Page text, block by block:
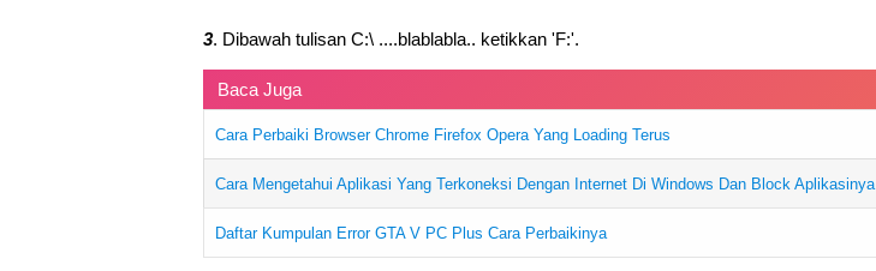
3. Dibawah tulisan C:\ ....blablabla.. ketikkan 'F:'.
Baca Juga
Cara Perbaiki Browser Chrome Firefox Opera Yang Loading Terus
Cara Mengetahui Aplikasi Yang Terkoneksi Dengan Internet Di Windows Dan Block Aplikasinya
Daftar Kumpulan Error GTA V PC Plus Cara Perbaikinya